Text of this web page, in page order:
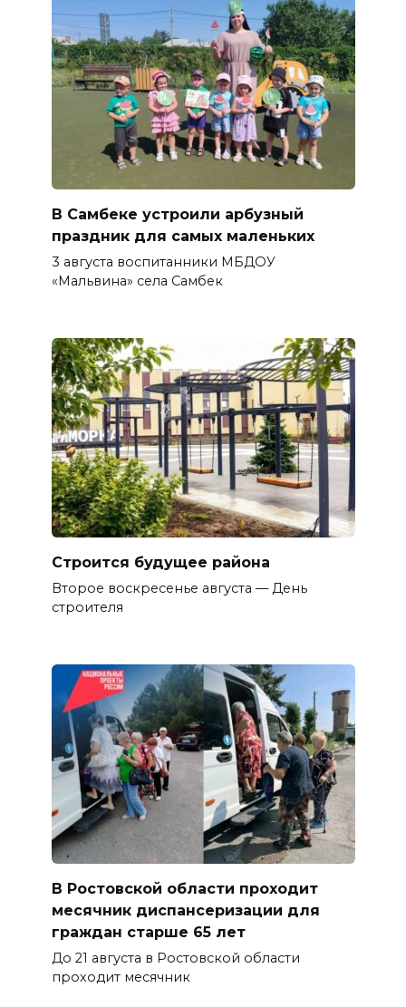
В Самбеке устроили арбузный
праздник для самых маленьких
3 августа воспитанники МБДОУ
«Мальвина» села Самбек
Строится будущее района
Второе воскресенье августа — День
строителя
В Ростовской области проходит
месячник диспансеризации для
граждан старше 65 лет
До 21 августа в Ростовской области
проходит месячник